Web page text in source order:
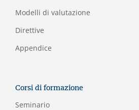
Modelli di valutazione
Direttive
Appendice
Corsi di formazione
Seminario